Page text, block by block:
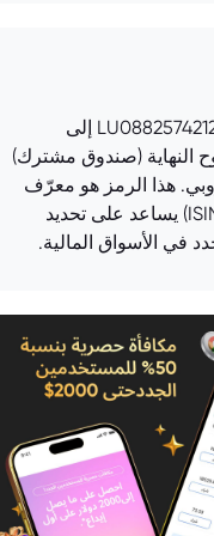
يشير الرمز LU0882574212.EUFUND إلى
النهاية (صندوق مشترك)
هذا الرمز هو معرّف
دولي للأوراق المالية (ISIN) يساعد على تحديد
في الأسواق المالية.